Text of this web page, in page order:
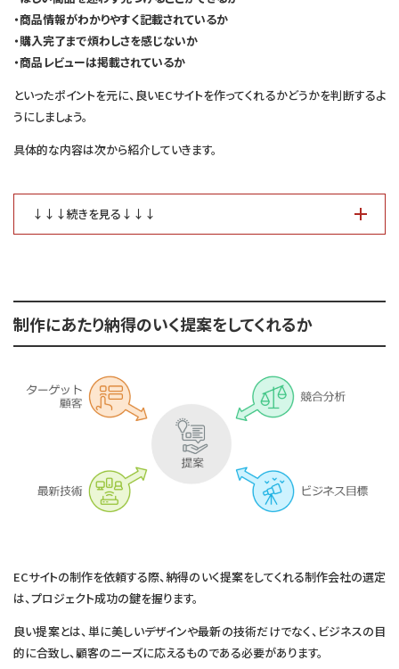
・商品情報がわかりやすく記載されているか
・購入完了まで煩わしさを感じないか
・商品レビューは掲載されているか
といったポイントを元に、良いECサイトを作ってくれるかどうかを判断するよ
うにしましょう。
具体的な内容は次から紹介していきます。
↓↓↓続きを見る↓↓↓
制作にあたり納得のいく提案をしてくれるか
ECサイトの制作を依頼する際、納得のいく提案をしてくれる制作会社の選定
は、プロジェクト成功の鍵を握ります。
良い提案とは、単に美しいデザインや最新の技術だけでなく、ビジネスの目
的に合致し、顧客のニーズに応えるものである必要があります。